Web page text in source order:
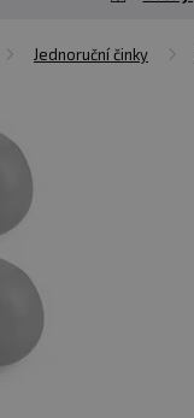
Jednoruční činky